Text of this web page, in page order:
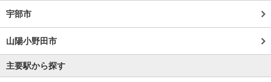
宇部市
山陽小野田市
主要駅から探す